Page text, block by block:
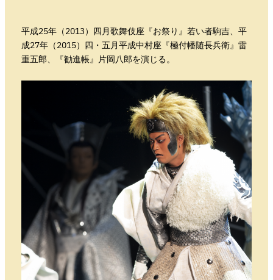
平成25年（2013）四月歌舞伎座『お祭り』若い者駒吉、平
成27年（2015）四・五月平成中村座『極付幡随長兵衛』雷
重五郎、『勧進帳』片岡八郎を演じる。